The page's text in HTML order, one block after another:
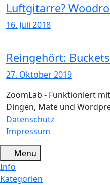
Luftgitarre?
16. Juli 2018
Reingehört:
27. Oktober 2019
ZoomLab - Funktioniert
Dingen, Mate und
Datenschutz
Impressum
Menu
Info
Kategorien